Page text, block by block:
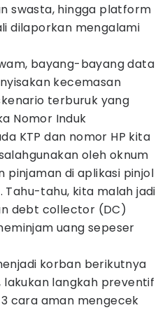
swasta, hingga platform
dilaporkan mengalami
bayang-bayang data
kecemasan
terburuk yang
Nomor Induk
KTP dan nomor HP kita
oleh oknum
pinjaman di aplikasi pinjol
Tahu-tahu, kita malah jadi
debt collector (DC)
uang sepeser
korban berikutnya
langkah preventif
cara aman mengecek